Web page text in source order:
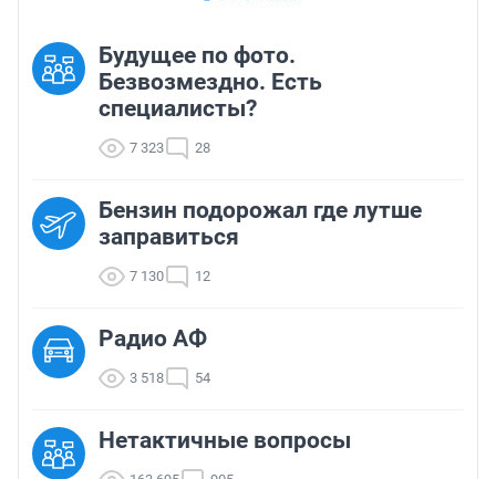
Будущее по фото.
Безвозмездно. Есть
специалисты?
7 323 28
Бензин подорожал где лутше
заправиться
7 130 12
Радио АФ
3 518 54
Нетактичные вопросы